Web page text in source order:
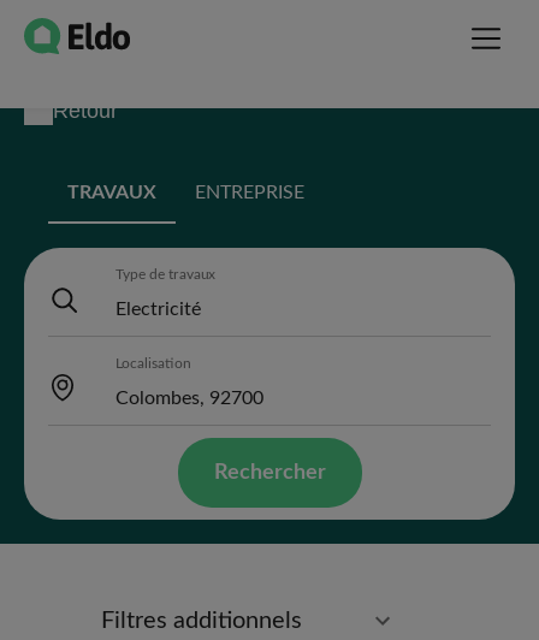
Retour
TRAVAUX ENTREPRISE
Type de travaux
Localisation
Rechercher
Filtres additionnels